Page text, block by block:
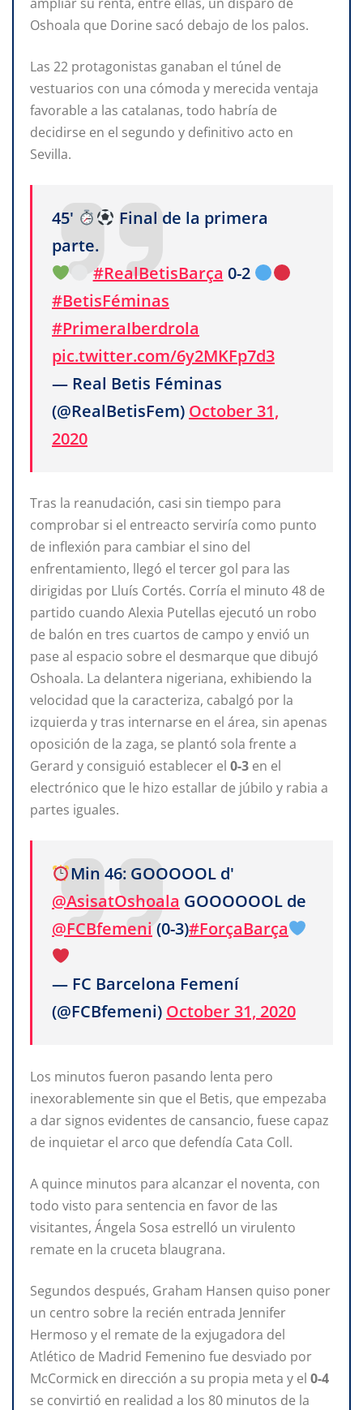
Oshoala que Dorine sacó debajo de los palos.
Las 22 protagonistas ganaban el túnel de
vestuarios con una cómoda y merecida ventaja
favorable a las catalanas, todo habría de
decidirse en el segundo y definitivo acto en
Sevilla.
45'
Final de la primera
parte.
#RealBetisBarça 0-2
#BetisFéminas
#PrimeraIberdrola
pic.twitter.com/6y2MKFp7d3
— Real Betis Féminas
(@RealBetisFem) October 31,
2020
Tras la reanudación, casi sin tiempo para
comprobar si el entreacto serviría como punto
de inflexión para cambiar el sino del
enfrentamiento, llegó el tercer gol para las
dirigidas por Lluís Cortés. Corría el minuto 48 de
partido cuando Alexia Putellas ejecutó un robo
de balón en tres cuartos de campo y envió un
pase al espacio sobre el desmarque que dibujó
Oshoala. La delantera nigeriana, exhibiendo la
velocidad que la caracteriza, cabalgó por la
izquierda y tras internarse en el área, sin apenas
oposición de la zaga, se plantó sola frente a
Gerard y consiguió establecer el 0-3 en el
electrónico que le hizo estallar de júbilo y rabia a
partes iguales.
Min 46: GOOOOOL d'
@AsisatOshoala GOOOOOOL de
@FCBfemeni (0-3)#ForçaBarça
— FC Barcelona Femení
(@FCBfemeni) October 31, 2020
Los minutos fueron pasando lenta pero
inexorablemente sin que el Betis, que empezaba
a dar signos evidentes de cansancio, fuese capaz
de inquietar el arco que defendía Cata Coll.
A quince minutos para alcanzar el noventa, con
todo visto para sentencia en favor de las
visitantes, Ángela Sosa estrelló un virulento
remate en la cruceta blaugrana.
Segundos después, Graham Hansen quiso poner
un centro sobre la recién entrada Jennifer
Hermoso y el remate de la exjugadora del
Atlético de Madrid Femenino fue desviado por
McCormick en dirección a su propia meta y el 0-4
se convirtió en realidad a los 80 minutos de la